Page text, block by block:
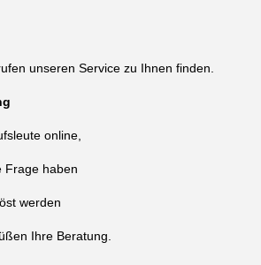
unseren Service zu Ihnen finden.
online,
Frage haben
werden
Ihre Beratung.